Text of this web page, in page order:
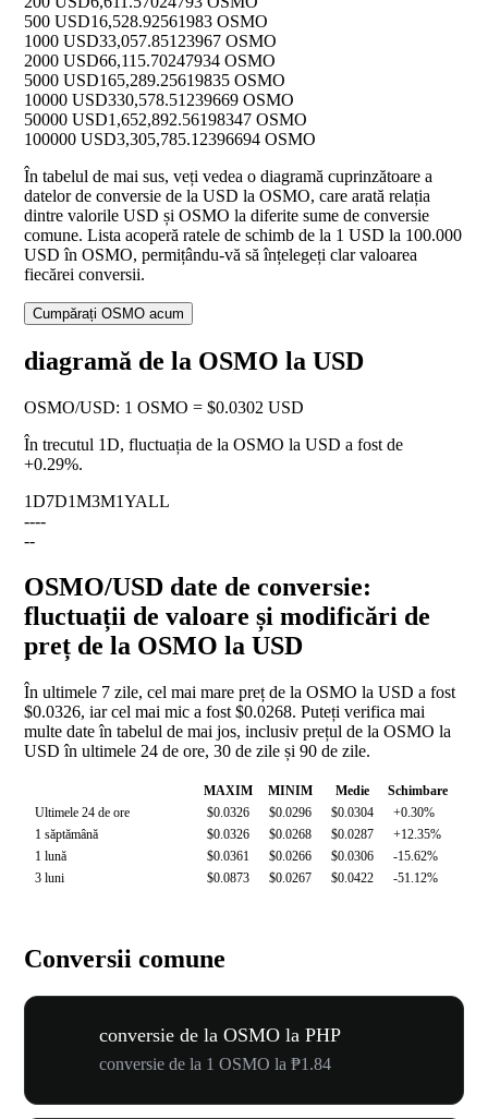
500 USD16,528.92561983 OSMO
1000 USD33,057.85123967 OSMO
2000 USD66,115.70247934 OSMO
5000 USD165,289.25619835 OSMO
10000 USD330,578.51239669 OSMO
50000 USD1,652,892.56198347 OSMO
100000 USD3,305,785.12396694 OSMO
În tabelul de mai sus, veți vedea o diagramă cuprinzătoare a
datelor de conversie de la USD la OSMO, care arată relația
dintre valorile USD și OSMO la diferite sume de conversie
comune. Lista acoperă ratele de schimb de la 1 USD la 100.000
USD în OSMO, permițându-vă să înțelegeți clar valoarea
fiecărei conversii.
Cumpărați OSMO acum
diagramă de la OSMO la USD
OSMO/USD: 1 OSMO = $0.0302 USD
În trecutul 1D, fluctuația de la OSMO la USD a fost de
+0.29%.
1D7D1M3M1YALL
----
--
OSMO/USD date de conversie:
fluctuații de valoare și modificări de
preț de la OSMO la USD
În ultimele 7 zile, cel mai mare preț de la OSMO la USD a fost
$0.0326, iar cel mai mic a fost $0.0268. Puteți verifica mai
multe date în tabelul de mai jos, inclusiv prețul de la OSMO la
USD în ultimele 24 de ore, 30 de zile și 90 de zile.
MAXIM MINIM Medie
Schimbare
Ultimele 24 de ore
$0.0326 $0.0296 $0.0304
+0.30%
1 săptămână
$0.0326 $0.0268 $0.0287
+12.35%
1 lună
$0.0361 $0.0266 $0.0306
-15.62%
3 luni
$0.0873 $0.0267 $0.0422 -51.12%
Conversii comune
conversie de la OSMO la PHP
conversie de la 1 OSMO la ₱1.84